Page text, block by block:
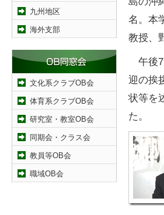
九州地区
海外支部
文化系クラブOB会
体育系クラブOB会
研究室・教室OB会
同期会・クラス会
教員等OB会
職域OB会
名。本
教授、
午後7
迎の挨
状等を
た。